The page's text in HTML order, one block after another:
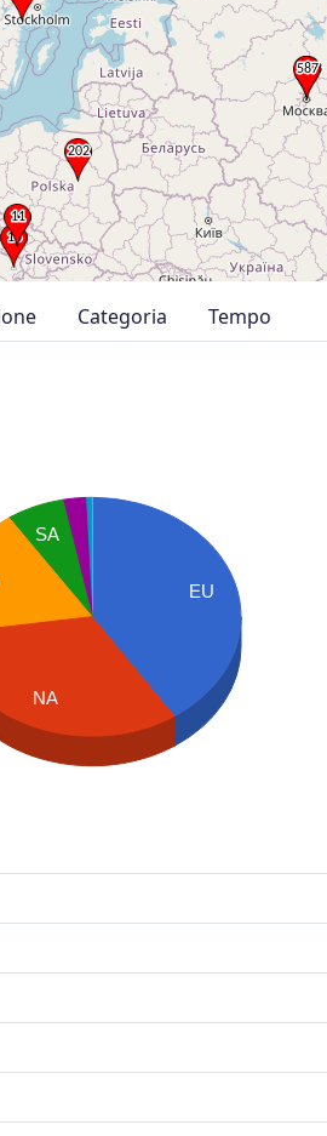
Categoria
Tempo
EU
SA
NA